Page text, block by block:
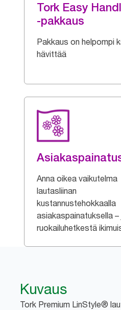
Tork Easy
-pakkaus
Pakkaus on helpompi
hävittää
Anna oikea vaikutelma
lautasliinan
kustannustehokkaalla
asiakaspainatuksella –
ruokailuhetkestä
Kuvaus
Tork Premium LinStyle®